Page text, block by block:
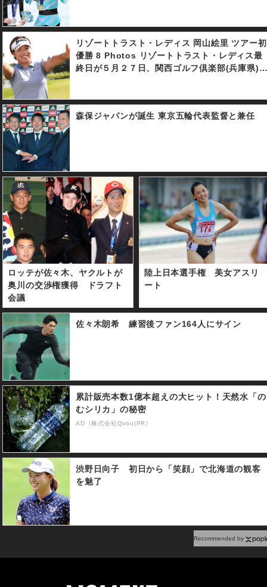
リゾートトラスト・レディス 岡山絵里 ツアー初
優勝 8 Photos リゾートトラスト・レディス最
終日が５月２７日、関西ゴルフ倶楽部(兵庫県)
たした。
森保ジャパンが誕生 東京五輪代表監督と兼任
ロッテが佐々木、ヤクルトが
奥川の交渉権獲得 ドラフト
会議
陸上日本選手権 美女アスリ
ート
佐々木朗希 練習後ファン164人にサイン
累計販売本数1億本超えの大ヒット！天然水「の
むシリカ」の秘密
AD（株式会社Qvou|PR）
渋野日向子 初日から「笑顔」で北海道の観客
を魅了
Recommended by